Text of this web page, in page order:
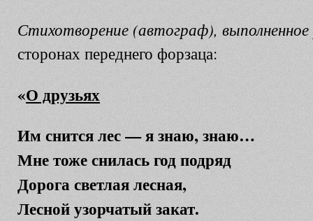
Стихотворение (автограф),
сторонах переднего форзаца:
«О друзьях
Им снится лес — я знаю, знаю…
Мне тоже снилась год подряд
Дорога светлая лесная,
Лесной узорчатый закат.